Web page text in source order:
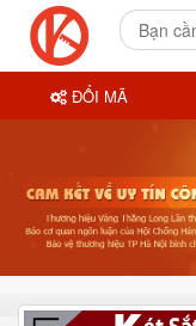
ĐỔI MÃ